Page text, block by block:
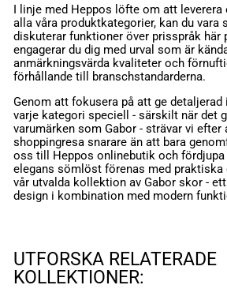
I linje med Heppos löfte om att
alla våra produktkategorier, kan du vara
diskuterar funktioner över prisspråk här
engagerar du dig med urval som är
anmärkningsvärda kvaliteter och
förhållande till branschstandarderna.
Genom att fokusera på att ge
varje kategori speciell - särskilt när det
varumärken som Gabor - strävar vi efter
shoppingresa snarare än att bara
oss till Heppos onlinebutik och fördjupa
elegans sömlöst förenas med praktiska
vår utvalda kollektion av Gabor skor -
design i kombination med modern
UTFORSKA RELATERADE
KOLLEKTIONER: